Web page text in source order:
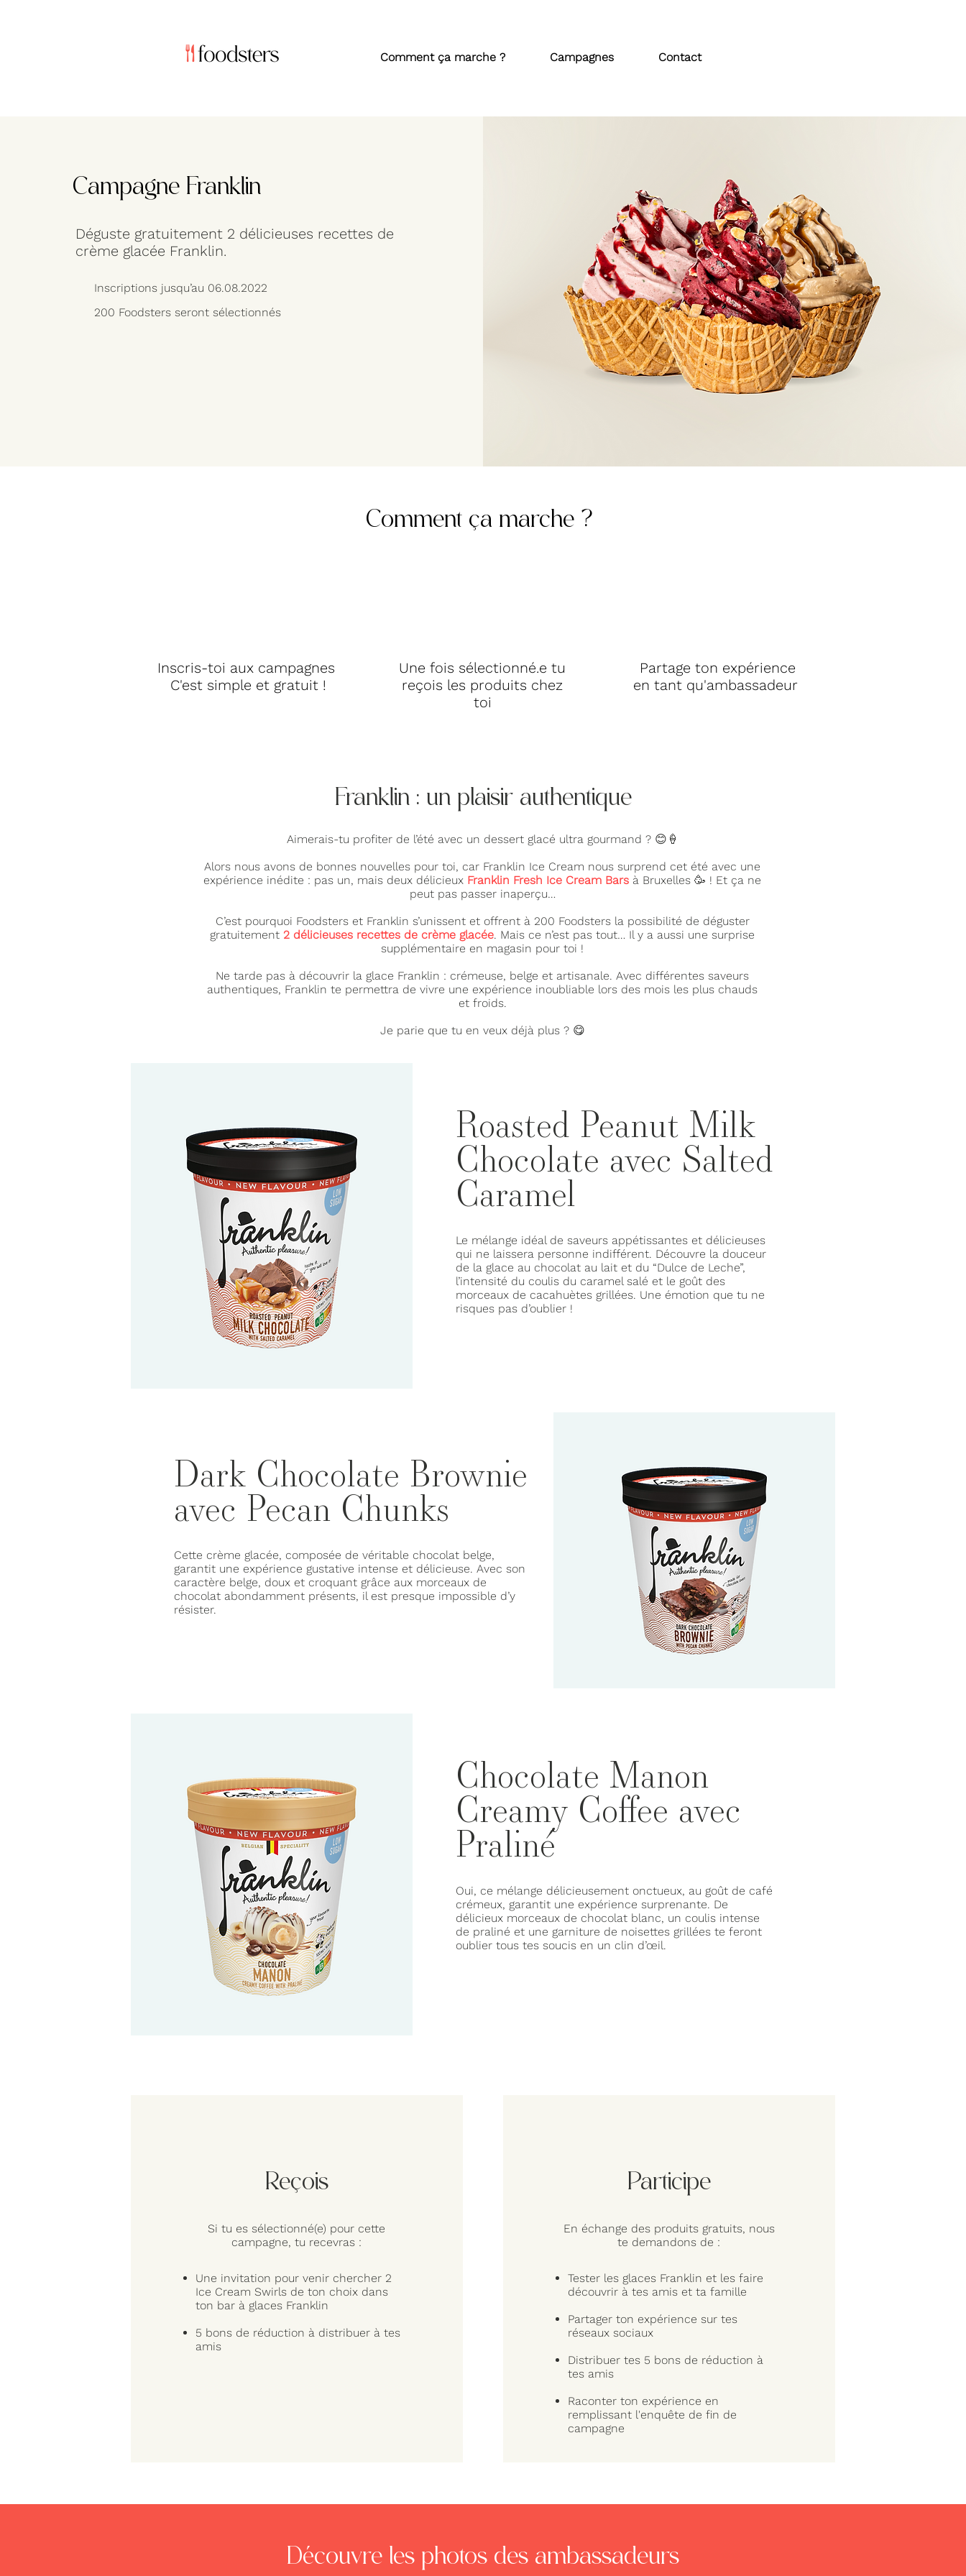
Comment ça marche ? Campagnes Contact
Campagne Franklin
Déguste gratuitement 2 délicieuses recettes de
crème glacée Franklin.
Inscriptions jusqu’au 06.08.2022
200 Foodsters seront sélectionnés
Comment ça marche ?
Inscris-toi aux campagnes
C'est simple et gratuit !
Une fois sélectionné.e tu
reçois les produits chez
toi
Partage ton expérience
en tant qu'ambassadeur
Franklin : un plaisir authentique
Aimerais-tu profiter de l’été avec un dessert glacé ultra gourmand ? 😊🍦
Alors nous avons de bonnes nouvelles pour toi, car Franklin Ice Cream nous surprend cet été avec une
expérience inédite : pas un, mais deux délicieux Franklin Fresh Ice Cream Bars à Bruxelles 🥳 ! Et ça ne
peut pas passer inaperçu…
C’est pourquoi Foodsters et Franklin s’unissent et offrent à 200 Foodsters la possibilité de déguster
gratuitement 2 délicieuses recettes de crème glacée. Mais ce n’est pas tout… Il y a aussi une surprise
supplémentaire en magasin pour toi !
Ne tarde pas à découvrir la glace Franklin : crémeuse, belge et artisanale. Avec différentes saveurs
authentiques, Franklin te permettra de vivre une expérience inoubliable lors des mois les plus chauds
et froids.
Je parie que tu en veux déjà plus ? 😋
Roasted Peanut Milk
Chocolate avec Salted
Caramel
Le mélange idéal de saveurs appétissantes et délicieuses
qui ne laissera personne indifférent. Découvre la douceur
de la glace au chocolat au lait et du “Dulce de Leche”,
l’intensité du coulis du caramel salé et le goût des
morceaux de cacahuètes grillées. Une émotion que tu ne
risques pas d’oublier !
Dark Chocolate Brownie
avec Pecan Chunks
Cette crème glacée, composée de véritable chocolat belge,
garantit une expérience gustative intense et délicieuse. Avec son
caractère belge, doux et croquant grâce aux morceaux de
chocolat abondamment présents, il est presque impossible d’y
résister.
Chocolate Manon
Creamy Coffee avec
Praliné
Oui, ce mélange délicieusement onctueux, au goût de café
crémeux, garantit une expérience surprenante. De
délicieux morceaux de chocolat blanc, un coulis intense
de praliné et une garniture de noisettes grillées te feront
oublier tous tes soucis en un clin d’œil.
Reçois
Si tu es sélectionné(e) pour cette
campagne, tu recevras :
Une invitation pour venir chercher 2
Ice Cream Swirls de ton choix dans
ton bar à glaces Franklin
5 bons de réduction à distribuer à tes
amis
Participe
En échange des produits gratuits, nous
te demandons de :
Tester les glaces Franklin et les faire
découvrir à tes amis et ta famille
Partager ton expérience sur tes
réseaux sociaux
Distribuer tes 5 bons de réduction à
tes amis
Raconter ton expérience en
remplissant l'enquête de fin de
campagne
Découvre les photos des ambassadeurs